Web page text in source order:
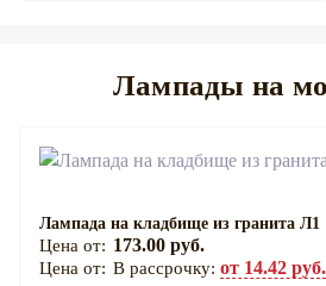
Лампады на
Лампада на кладбище из гранита Л1
173.00 руб.
В рассрочку: от 14.42 руб.